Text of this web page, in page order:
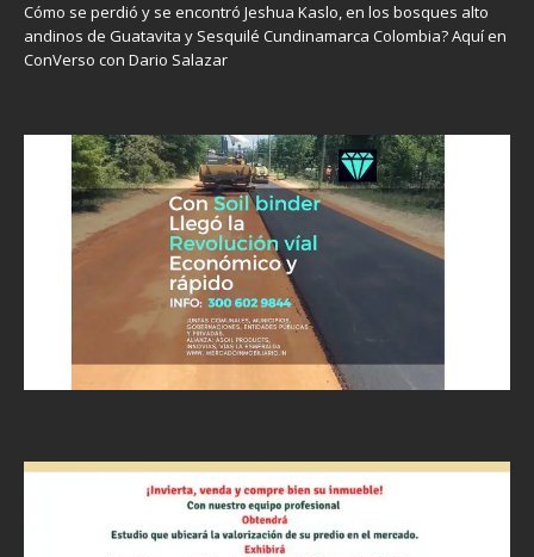
Cómo se perdió y se encontró Jeshua Kaslo, en los bosques alto
andinos de Guatavita y Sesquilé Cundinamarca Colombia? Aquí en
ConVerso con Dario Salazar